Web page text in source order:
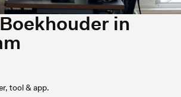
in
tool & app.